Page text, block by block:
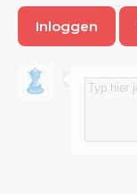
Inloggen